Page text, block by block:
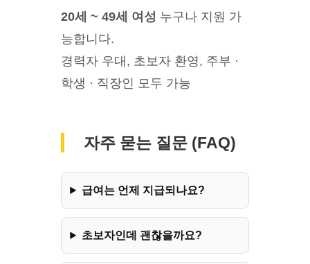
20세 ~ 49세 여성 누구나 지원 가
능합니다.
경력자 우대, 초보자 환영, 주부 ·
학생 · 직장인 모두 가능
자주 묻는 질문 (FAQ)
급여는 언제 지급되나요?
초보자인데 괜찮을까요?